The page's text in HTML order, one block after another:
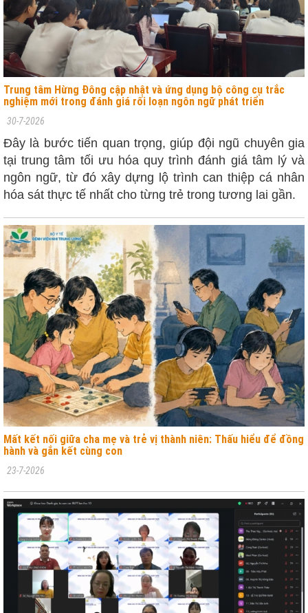
Trung tâm Hừng Đông cập nhật và ứng dụng bộ công cụ trắc
nghiệm mới trong đánh giá rối loạn ngôn ngữ phát triển
30-7-2026
Đây là bước tiến quan trọng, giúp đội ngũ chuyên gia
tại trung tâm tối ưu hóa quy trình đánh giá tâm lý và
ngôn ngữ, từ đó xây dựng lộ trình can thiệp cá nhân
hóa sát thực tế nhất cho từng trẻ trong tương lai gần.
Mất kết nối giữa cha mẹ và trẻ vị thành niên: Thấu hiểu để đồng
hành và gắn kết cùng con
23-7-2026